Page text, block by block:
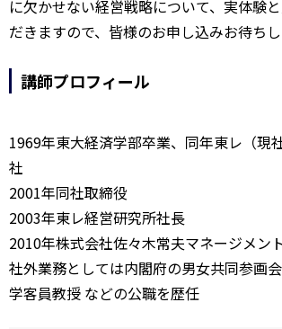
に欠かせない経営戦略について、実体験
だきますので、皆様のお申し込みお待ちし
講師プロフィール
1969年東大経済学部卒業、同年東レ（現
社
2001年同社取締役
2003年東レ経営研究所社長
2010年株式会社佐々木常夫マネージメン
社外業務としては内閣府の男女共同参画
学客員教授 などの公職を歴任